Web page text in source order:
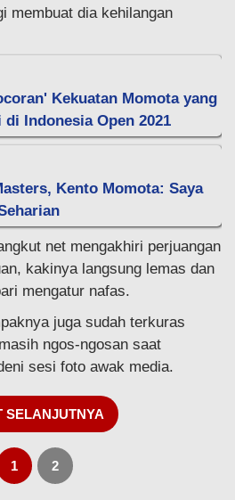
membuat dia kehilangan
Kekuatan Momota yang
di Indonesia Open 2021
Kento Momota: Saya
net mengakhiri perjuangan
kakinya langsung lemas dan
mengatur nafas.
juga sudah terkuras
ngos-ngosan saat
sesi foto awak media.
SELANJUTNYA
1 2